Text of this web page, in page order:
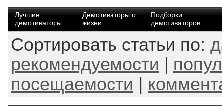
Лучшие
демотиваторы
Демотиваторы о
жизни
Подборки
демотиваторов
Сортировать статьи по:
рекомендуемости
посещаемости